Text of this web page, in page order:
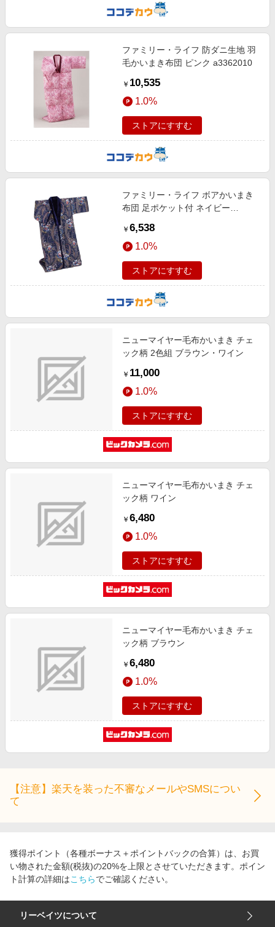
ファミリー・ライフ 防ダニ生地 羽
毛かいまき布団 ピンク a3362010
￥ 10,535
1.0%
ストアにすすむ
ファミリー・ライフ ボアかいまき
布団 足ポケット付 ネイビー
￥ 6,538
1.0%
ストアにすすむ
ニューマイヤー毛布かいまき チェ
ック柄 2色組 ブラウン・ワイン
￥ 11,000
1.0%
ストアにすすむ
ニューマイヤー毛布かいまき チェ
ック柄 ワイン
￥ 6,480
1.0%
ストアにすすむ
ニューマイヤー毛布かいまき チェ
ック柄 ブラウン
￥ 6,480
1.0%
ストアにすすむ
【注意】楽天を装った不審なメールやSMSについ
て
獲得ポイント（各種ボーナス＋ポイントバックの合算）は、お買
い物された金額(税抜)の20%を上限とさせていただきます。ポイン
ト計算の詳細はこちらでご確認ください。
リーベイツについて